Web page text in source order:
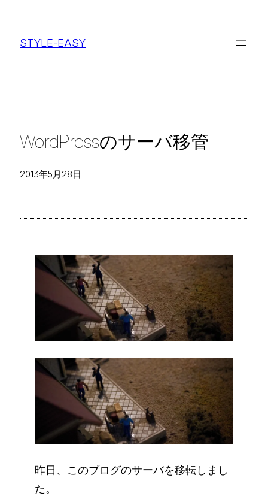
STYLE-EASY
WordPressのサーバ移管
2013年5月28日
昨日、このブログのサーバを移転しまし
た。